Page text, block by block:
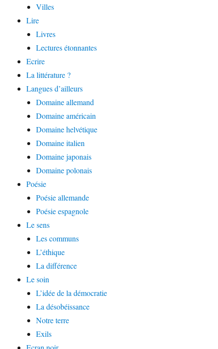
Villes
Lire
Livres
Lectures étonnantes
Ecrire
La littérature ?
Langues d’ailleurs
Domaine allemand
Domaine américain
Domaine helvétique
Domaine italien
Domaine japonais
Domaine polonais
Poésie
Poésie allemande
Poésie espagnole
Le sens
Les communs
L’éthique
La différence
Le soin
L’idée de la démocratie
La désobéissance
Notre terre
Exils